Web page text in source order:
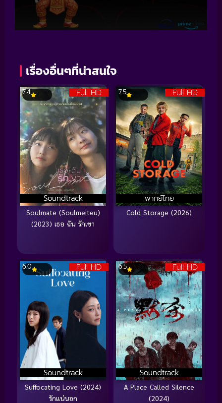
เรื่องอื่นๆที่น่าสนใจ
Full HD
Soundtrack
7.4
Soulmate (Soulmeiteu)
(2023) เธอ ฉัน รักเขา
Full HD
พากย์ไทย
7.5
Cold Storage (2026)
Full HD
Soundtrack
6.0
Suffocating Love (2024)
รักแน่นอก
Full HD
Soundtrack
6.5
A Place Called Silence
(2024)